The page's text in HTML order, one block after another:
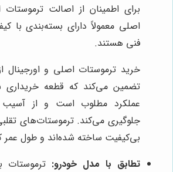
برای اطمینان از اصالت
اصلی معمولاً دارای بسته‌بندی با
فنی هستند.
خرید ترموستات اصلی و اورجینال
تضمین می‌کند که قطعه خریداری
عملکرد مطلوب است و از آسیب
جلوگیری می‌کند. ترموستات‌های تقلبی
بی‌کیفیت ساخته شده‌اند و طول عمر
تطابق با مدل خودرو: ترموستات